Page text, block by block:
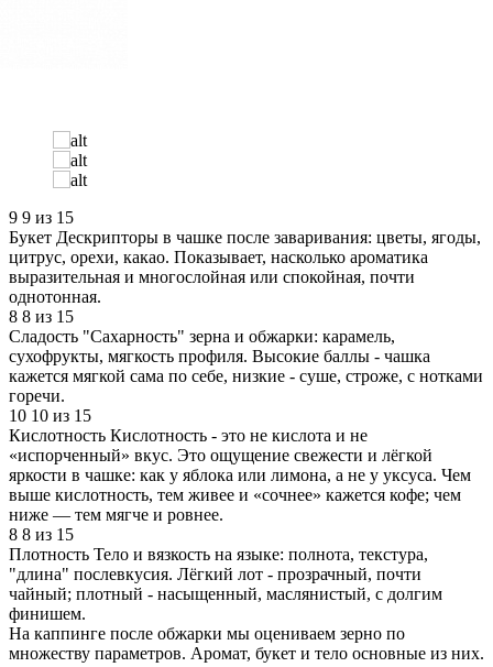
9 9 из 15
Букет Дескрипторы в чашке после заваривания: цветы, ягоды,
цитрус, орехи, какао. Показывает, насколько ароматика
выразительная и многослойная или спокойная, почти
однотонная.
8 8 из 15
Сладость "Сахарность" зерна и обжарки: карамель,
сухофрукты, мягкость профиля. Высокие баллы - чашка
кажется мягкой сама по себе, низкие - суше, строже, с нотками
горечи.
10 10 из 15
Кислотность Кислотность - это не кислота и не
«испорченный» вкус. Это ощущение свежести и лёгкой
яркости в чашке: как у яблока или лимона, а не у уксуса. Чем
выше кислотность, тем живее и «сочнее» кажется кофе; чем
ниже — тем мягче и ровнее.
8 8 из 15
Плотность Тело и вязкость на языке: полнота, текстура,
"длина" послевкусия. Лёгкий лот - прозрачный, почти
чайный; плотный - насыщенный, маслянистый, с долгим
финишем.
На каппинге после обжарки мы оцениваем зерно по
множеству параметров. Аромат, букет и тело основные из них.